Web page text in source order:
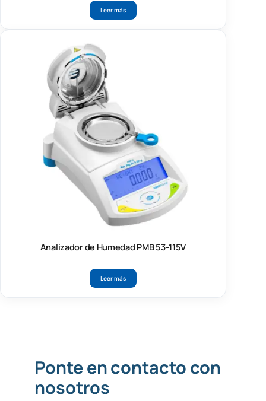
Leer más
Analizador de Humedad PMB 53-115V
Leer más
Ponte en contacto con
nosotros